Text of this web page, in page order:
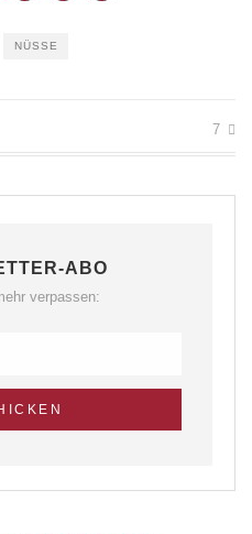
NÜSSE
7
ABO
verpassen: